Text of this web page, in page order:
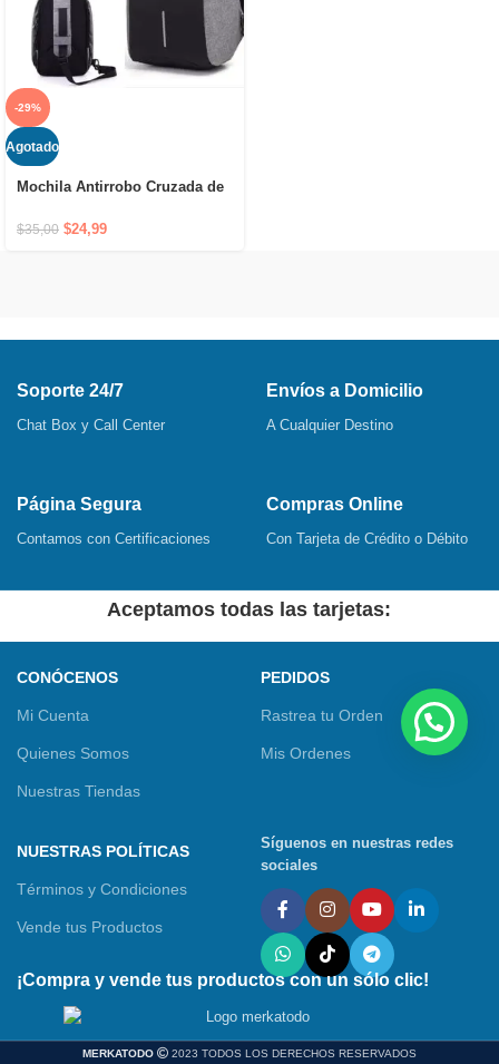
-29%
Agotado
Mochila Antirrobo Cruzada de
Puerto USB y Cierre Oculto
$35,00 $24,99
Soporte 24/7
Chat Box y Call Center
Envíos a Domicilio
A Cualquier Destino
Página Segura
Contamos con Certificaciones
Compras Online
Con Tarjeta de Crédito o Débito
Aceptamos todas las tarjetas:
CONÓCENOS
Mi Cuenta
Quienes Somos
Nuestras Tiendas
PEDIDOS
Rastrea tu Orden
Mis Ordenes
NUESTRAS POLÍTICAS
Términos y Condiciones
Vende tus Productos
Síguenos en nuestras redes
sociales
¡Compra y vende tus productos con un sólo clic!
MERKATODO 2023 TODOS LOS DERECHOS RESERVADOS